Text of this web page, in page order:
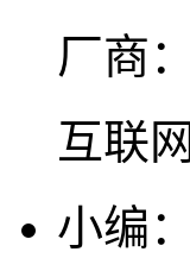
厂商：
互联网
小编：